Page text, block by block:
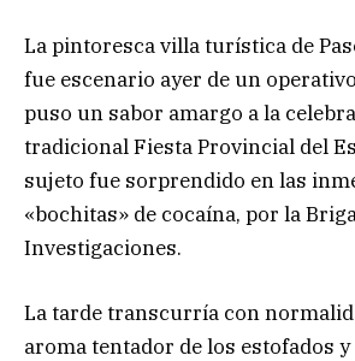
La pintoresca villa turística de
fue escenario ayer de un
puso un sabor amargo a la
tradicional Fiesta Provincial del
sujeto fue sorprendido en las
«bochitas» de cocaína, por la
Investigaciones.
La tarde transcurría con
aroma tentador de los estofados